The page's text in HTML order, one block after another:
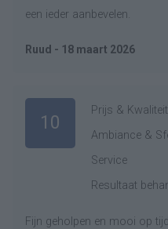
een ieder aanbevelen.
Ruud - 18 maart 2026
10
Prijs & Kwaliteit
Ambiance &
Service
Resultaat
Fijn geholpen en mooi op